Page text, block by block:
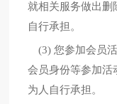
就相关服务做出
自行承担。
(3) 您参加会员
会员身份等参加活
为人自行承担。